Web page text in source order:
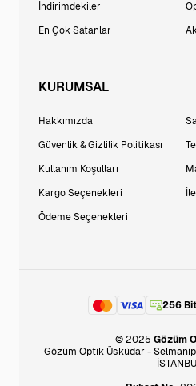
İndirimdekiler
En Çok Satanlar
KURUMSAL
Hakkımızda
Güvenlik & Gizlilik Politikası
Kullanım Koşulları
Kargo Seçenekleri
Ödeme Seçenekleri
256
© 2025 Gözüm
Gözüm Optik Üsküdar -